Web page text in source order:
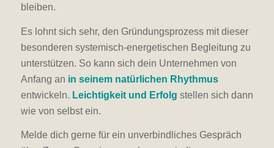
bleiben.
Es lohnt sich sehr, den Gründungsprozess mit dieser
besonderen systemisch-energetischen Begleitung zu
unterstützen. So kann sich dein Unternehmen von
Anfang an in seinem natürlichen Rhythmus
entwickeln. Leichtigkeit und Erfolg stellen sich dann
wie von selbst ein.
Melde dich gerne für ein unverbindliches Gespräch